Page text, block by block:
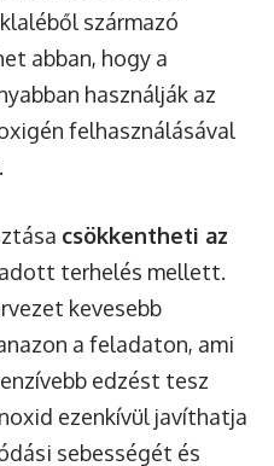
származó
abban, hogy a
használják az
felhasználásával
csökkentheti az
terhelés mellett.
kevesebb
a feladaton, ami
edzést tesz
ezenkívül javíthatja
sebességét és